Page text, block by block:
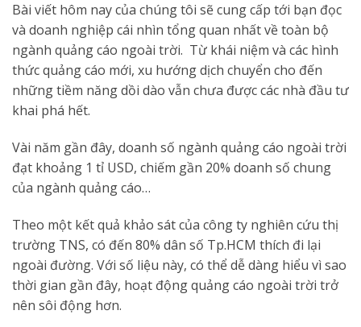
Bài viết hôm nay của chúng tôi sẽ cung cấp tới bạn đọc
và doanh nghiệp cái nhìn tổng quan nhất về toàn bộ
ngành quảng cáo ngoài trời. Từ khái niệm và các hình
thức quảng cáo mới, xu hướng dịch chuyển cho đến
những tiềm năng dồi dào vẫn chưa được các nhà đầu tư
khai phá hết.
Vài năm gần đây, doanh số ngành quảng cáo ngoài trời
đạt khoảng 1 tỉ USD, chiếm gần 20% doanh số chung
của ngành quảng cáo…
Theo một kết quả khảo sát của công ty nghiên cứu thị
trường TNS, có đến 80% dân số Tp.HCM thích đi lại
ngoài đường. Với số liệu này, có thể dễ dàng hiểu vì sao
thời gian gần đây, hoạt động quảng cáo ngoài trời trở
nên sôi động hơn.